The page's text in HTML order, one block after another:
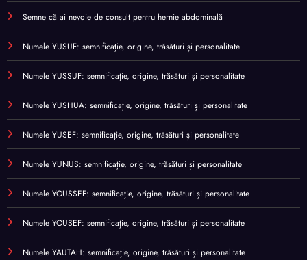
Semne că ai nevoie de consult pentru hernie abdominală
Numele YUSUF: semnificație, origine, trăsături și personalitate
Numele YUSSUF: semnificație, origine, trăsături și personalitate
Numele YUSHUA: semnificație, origine, trăsături și personalitate
Numele YUSEF: semnificație, origine, trăsături și personalitate
Numele YUNUS: semnificație, origine, trăsături și personalitate
Numele YOUSSEF: semnificație, origine, trăsături și personalitate
Numele YOUSEF: semnificație, origine, trăsături și personalitate
Numele YAUTAH: semnificație, origine, trăsături și personalitate